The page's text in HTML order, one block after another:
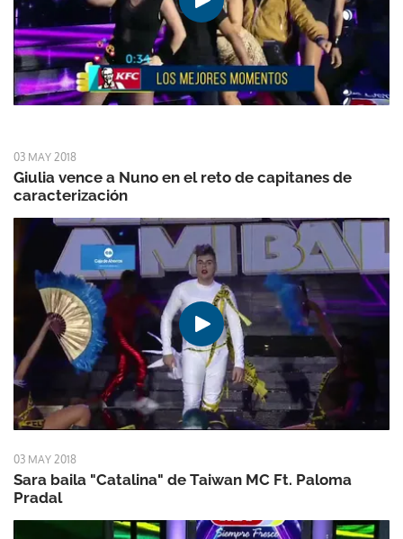
03 MAY 2018
Giulia vence a Nuno en el reto de capitanes de
caracterización
03 MAY 2018
Sara baila "Catalina" de Taiwan MC Ft. Paloma
Pradal